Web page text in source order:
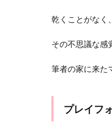
な種
キラ
☆ピ
4.1
乾くことがなく
その不思議な感
筆者の家に来た
プレイフ